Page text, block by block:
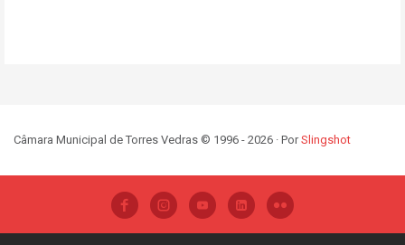
Câmara Municipal de Torres Vedras © 1996 - 2026 · PorSlingshot